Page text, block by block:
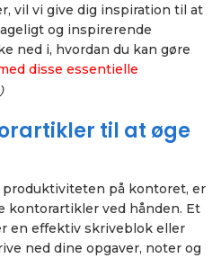
vil vi give dig inspiration til at
og inspirerende
ned i, hvordan du kan gøre
disse essentielle
til at øge
på kontoret, er
kontorartikler ved hånden. Et
en effektiv skriveblok eller
ned dine opgaver, noter og